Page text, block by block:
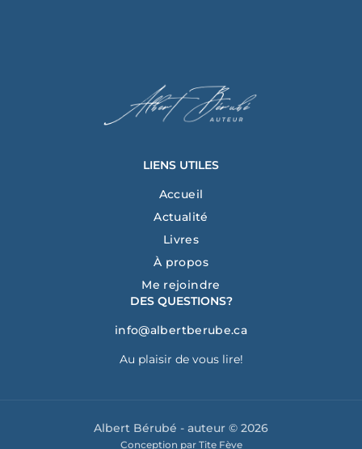
LIENS UTILES
Accueil
Actualité
Livres
À propos
Me rejoindre
DES QUESTIONS?
info@albertberube.ca
Au plaisir de vous lire!
Albert Bérubé - auteur © 2026
Conception par Tite Fève